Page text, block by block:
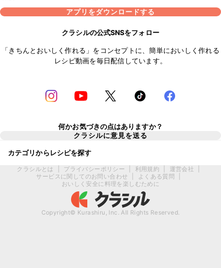
アプリをダウンロードする
クラシルの公式SNSをフォロー
「きちんとおいしく作れる」をコンセプトに、簡単においしく作れる
レシピ動画を毎日配信しています。
何かお気づきの点はありますか？
クラシルに意見を送る
カテゴリからレシピを探す
クラシルとは プライバシーポリシー 利用規約 運営会社
サービスに関してのお問い合わせ
よくある質問
おいしく安全に料理を楽しむために
Copyright© Kurashiru, Inc. All Rights Reserved.